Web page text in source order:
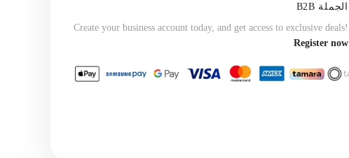
الجملة B2B
Create your business account today, and get access to exclusive deals!
Register now